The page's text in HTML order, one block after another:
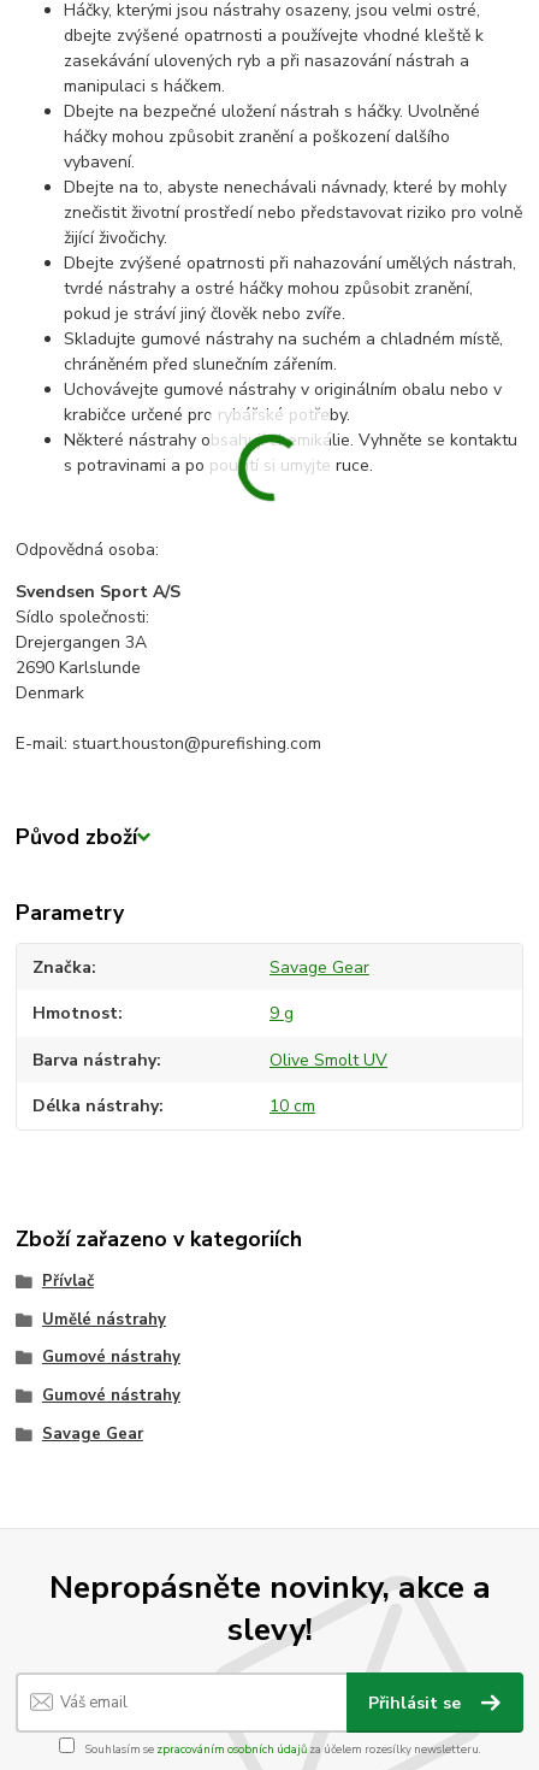
Háčky, kterými jsou nástrahy osazeny, jsou velmi ostré,
dbejte zvýšené opatrnosti a používejte vhodné kleště k
zasekávání ulovených ryb a při nasazování nástrah a
manipulaci s háčkem.
Dbejte na bezpečné uložení nástrah s háčky. Uvolněné
háčky mohou způsobit zranění a poškození dalšího
vybavení.
Dbejte na to, abyste nenechávali návnady, které by mohly
znečistit životní prostředí nebo představovat riziko pro volně
žijící živočichy.
Dbejte zvýšené opatrnosti při nahazování umělých nástrah,
tvrdé nástrahy a ostré háčky mohou způsobit zranění,
pokud je stráví jiný člověk nebo zvíře.
Skladujte gumové nástrahy na suchém a chladném místě,
chráněném před slunečním zářením.
Uchovávejte gumové nástrahy v originálním obalu nebo v
krabičce určené pro rybářské potřeby.
Některé nástrahy obsahují chemikálie. Vyhněte se kontaktu
s potravinami a po použití si umyjte ruce.
Odpovědná osoba:
Svendsen Sport A/S
Sídlo společnosti:
Drejergangen 3A
2690 Karlslunde
Denmark
E-mail: stuart.houston@purefishing.com
Původ zboží
Parametry
Značka Savage Gear
Hmotnost 9 g
Barva nástrahy Olive Smolt UV
Délka nástrahy 10 cm
Zboží zařazeno v kategoriích
Přívlač
Umělé nástrahy
Gumové nástrahy
Gumové nástrahy
Savage Gear
Nepropásněte novinky, akce a
slevy!
Přihlásit se
Souhlasím se zpracováním osobních údajůza účelem rozesílky newsletteru.